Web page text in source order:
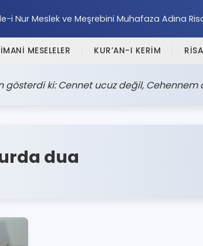
i Nur Meslek ve Meşrebini Muhafaza Adına
İMANİ MESELELER KUR’AN-I KERİM
gösterdi ki: Cennet ucuz değil, Cehennem
dua